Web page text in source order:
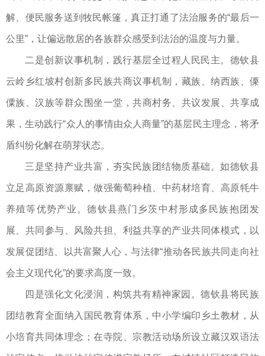
解、便民服务送到牧民帐篷，真正打通了法治服务的“最后一
公里”，让偏远散居的各族群众感受到法治的温度与力量。
二是创新议事机制，践行基层全过程人民民主。德钦县
云岭乡红坡村创新多民族共商议事机制，藏族、纳西族、傈
僳族、汉族等群众围坐一堂，共商村务、共议发展、共享成
果，生动践行“众人的事情由众人商量”的基层民主理念，将矛
盾纠纷化解在萌芽状态。
三是坚持产业共富，夯实民族团结物质基础。如德钦县
立足高原资源禀赋，做强葡萄种植、中药材培育、高原牦牛
养殖等优势产业。德钦县燕门乡茨中村形成多民族抱团发
展、共同参与、风险共担、利益共享的产业共同体模式，以
发展促团结、以共富聚人心，与法律“推动各民族共同走向社
会主义现代化”的要求高度一致。
四是强化文化浸润，构筑共有精神家园。德钦县将民族
团结教育全面纳入国民教育体系，中小学编印乡土教材，从
小培育共同体理念；在寺院、宗教活动场所设立藏汉双语法